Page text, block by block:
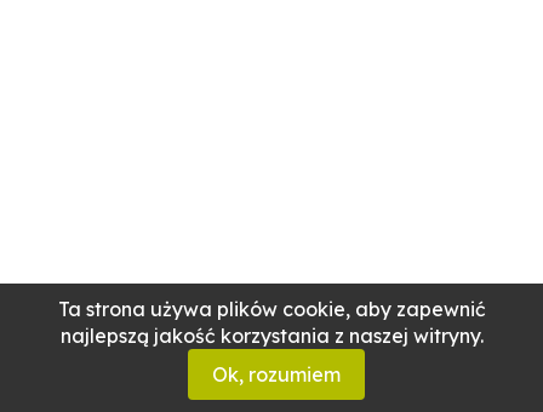
Ta strona używa plików cookie, aby zapewnić
najlepszą jakość korzystania z naszej witryny.
Ok, rozumiem